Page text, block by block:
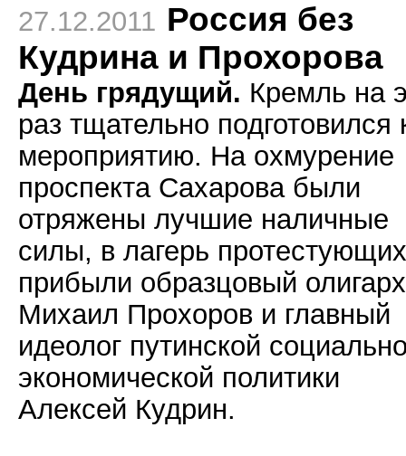
27.12.2011 Россия без
Кудрина и Прохорова
День грядущий. Кремль на
раз тщательно подготовился
мероприятию. На охмурение
проспекта Сахарова были
отряжены лучшие наличные
силы, в лагерь протестующих
прибыли образцовый олигарх
Михаил Прохоров и главный
идеолог путинской
экономической политики
Алексей Кудрин.